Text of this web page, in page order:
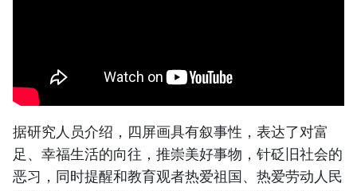
据研究人员介绍，四屏画具有叙事性，表达了对富
足、幸福生活的向往，推崇美好事物，针砭旧社会的
恶习，同时提醒和教育观者热爱祖国、热爱劳动人民